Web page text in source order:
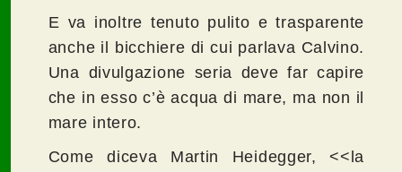
E va inoltre tenuto pulito e trasparente
anche il bicchiere di cui parlava Calvino.
Una divulgazione seria deve far capire
che in esso c’è acqua di mare, ma non il
mare intero.
Come diceva Martin Heidegger, <<la